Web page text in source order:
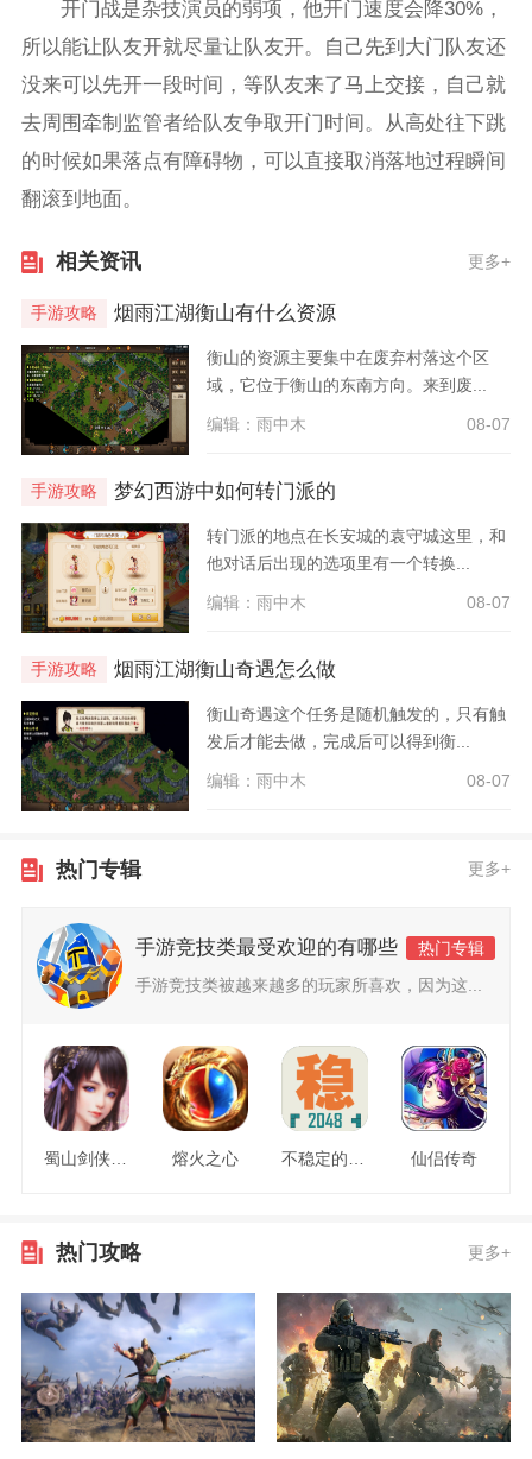
开门战是杂技演员的弱项，他开门速度会降30%，
所以能让队友开就尽量让队友开。自己先到大门队友还
没来可以先开一段时间，等队友来了马上交接，自己就
去周围牵制监管者给队友争取开门时间。从高处往下跳
的时候如果落点有障碍物，可以直接取消落地过程瞬间
翻滚到地面。
相关资讯 更多+
手游攻略 烟雨江湖衡山有什么资源
衡山的资源主要集中在废弃村落这个区
域，它位于衡山的东南方向。来到废...
编辑：雨中木 08-07
手游攻略 梦幻西游中如何转门派的
转门派的地点在长安城的袁守城这里，和
他对话后出现的选项里有一个转换...
编辑：雨中木 08-07
手游攻略 烟雨江湖衡山奇遇怎么做
衡山奇遇这个任务是随机触发的，只有触
发后才能去做，完成后可以得到衡...
编辑：雨中木 08-07
热门专辑 更多+
手游竞技类最受欢迎的有哪些
热门专辑
手游竞技类被越来越多的玩家所喜欢，因为这...
蜀山剑侠情缘 熔火之心 不稳定的2048 仙侣传奇
热门攻略 更多+